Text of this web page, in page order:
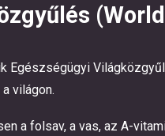
Egészségügyi
világon.
a folsav, a vas, az A-